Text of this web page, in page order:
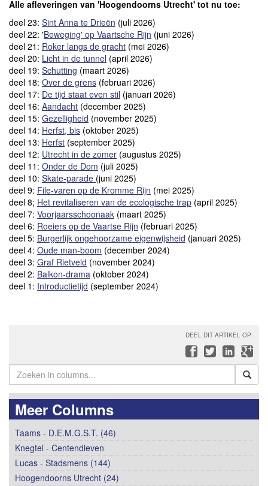
Alle afleveringen van 'Hoogendoorns Utrecht' tot nu toe:
deel 23: Sint Anna te Drieën (juli 2026)
deel 22: 'Beweging' op Vaartsche Rijn (juni 2026)
deel 21: Roker langs de gracht (mei 2026)
deel 20: Licht in de tunnel (april 2026)
deel 19: Schutting (maart 2026)
deel 18: Over de grens (februari 2026)
deel 17: De tijd staat even stil (januari 2026)
deel 16: Aandacht (december 2025)
deel 15: Gezelligheid (november 2025)
deel 14: Herfst, bis (oktober 2025)
deel 13: Herfst (september 2025)
deel 12: Utrecht in de zomer (augustus 2025)
deel 11: Onder de Dom (juli 2025)
deel 10: Skate-parade (juni 2025)
deel 9: File-varen op de Kromme Rijn (mei 2025)
deel 8; Het revitaliseren van de ecologische trap (april 2025)
deel 7: Voorjaarsschoonaak (maart 2025)
deel 6: Roeiers op de Vaartse Rijn (februari 2025)
deel 5: Burgerlijk ongehoorzame eigenwijsheid (januari 2025)
deel 4: Oude man-boom (december 2024)
deel 3: Graf Rietveld (november 2024)
deel 2: Balkon-drama (oktober 2024)
deel 1: Introductietijd (september 2024)
DEEL DIT ARTIKEL OP:
Meer Columns
Taams - D.E.M.G.S.T. (46)
Knegtel - Centendieven
Lucas - Stadsmens (144)
Hoogendoorns Utrecht (24)